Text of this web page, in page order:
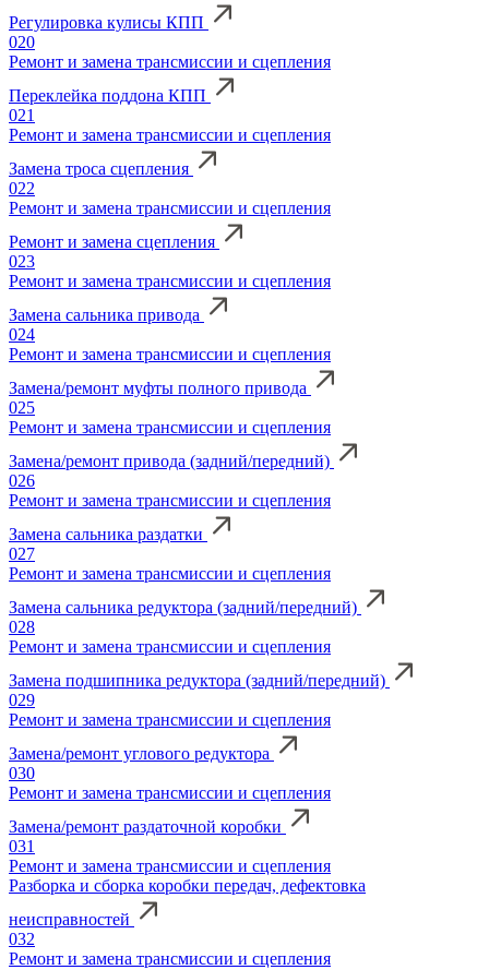
Регулировка кулисы КПП
020
Ремонт и замена трансмиссии и сцепления
Переклейка поддона КПП
021
Ремонт и замена трансмиссии и сцепления
Замена троса сцепления
022
Ремонт и замена трансмиссии и сцепления
Ремонт и замена сцепления
023
Ремонт и замена трансмиссии и сцепления
Замена сальника привода
024
Ремонт и замена трансмиссии и сцепления
Замена/ремонт муфты полного привода
025
Ремонт и замена трансмиссии и сцепления
Замена/ремонт привода (задний/передний)
026
Ремонт и замена трансмиссии и сцепления
Замена сальника раздатки
027
Ремонт и замена трансмиссии и сцепления
Замена сальника редуктора (задний/передний)
028
Ремонт и замена трансмиссии и сцепления
Замена подшипника редуктора (задний/передний)
029
Ремонт и замена трансмиссии и сцепления
Замена/ремонт углового редуктора
030
Ремонт и замена трансмиссии и сцепления
Замена/ремонт раздаточной коробки
031
Ремонт и замена трансмиссии и сцепления
Разборка и сборка коробки передач, дефектовка
неисправностей
032
Ремонт и замена трансмиссии и сцепления